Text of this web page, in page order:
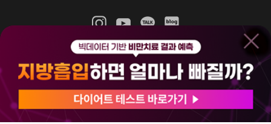
365mc 병·의원 이용약관
홈페이지 이용약관
비급여진료수가
(주)365mcㅣ서울특별시 서초구 서초대로52길 7, 3~4층(서초동, 제일빌딩)
120-87-04354ㅣ김남철
COPYRIGHT(C) 2025 365mc. ALL RIGHTS RESERVED.